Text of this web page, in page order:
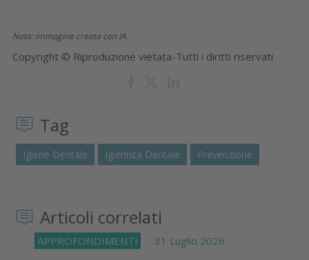
Nota: immagine creata con IA
Copyright © Riproduzione vietata-Tutti i diritti riservati
Tag
Igiene Dentale Igienista Dentale Prevenzione
Articoli correlati
APPROFONDIMENTI 31 Luglio 2026